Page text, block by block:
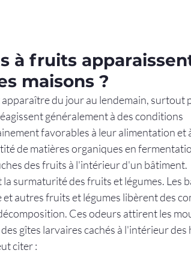
à fruits
maisons ?
du jour au lendemain, surtout
généralement à des conditions
favorables à leur alimentation et
de matières organiques en
des fruits à l'intérieur d'un bâtiment.
surmaturité des fruits et légumes. Les
autres fruits et légumes libèrent des
Ces odeurs attirent les
gîtes larvaires cachés à l'intérieur des
citer :